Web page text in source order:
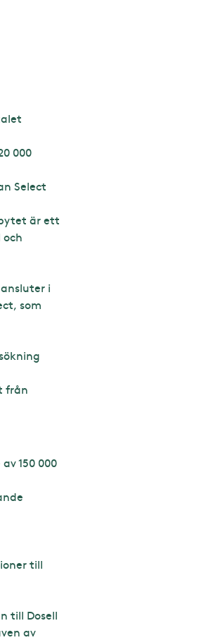
000
Select
är ett
i
som
från
150 000
aktier.
till
till Dosell
av